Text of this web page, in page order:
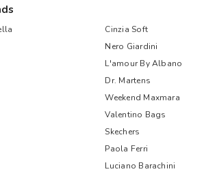
Cinzia Soft
Nero Giardini
L'amour By Albano
Dr. Martens
Weekend Maxmara
Valentino Bags
Skechers
Paola Ferri
Luciano Barachini